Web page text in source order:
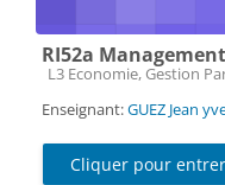
RI52a
Catégorie de cours
L3 Economie, Gestion
Enseignant:GUEZ Jean
Cliquer pour